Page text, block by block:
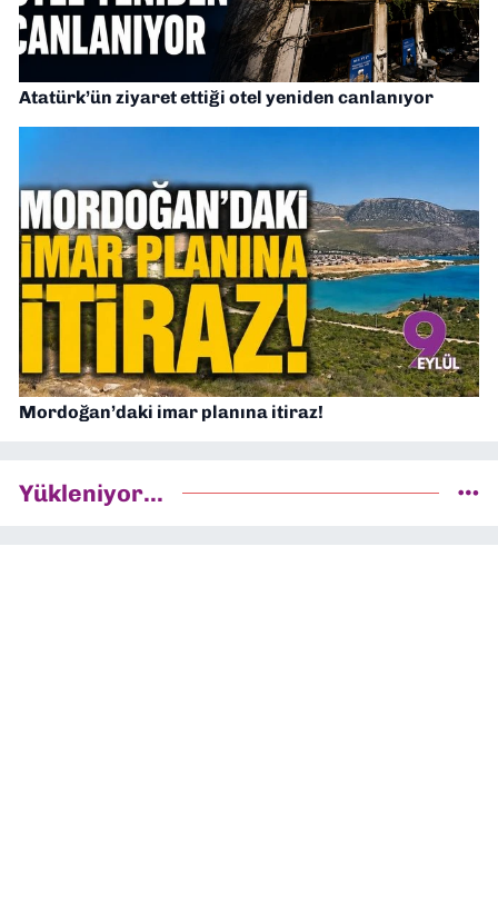
Atatürk’ün ziyaret ettiği otel yeniden canlanıyor
Mordoğan’daki imar planına itiraz!
Yükleniyor...